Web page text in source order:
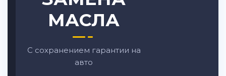
МАСЛА
С сохранением гарантии на
авто